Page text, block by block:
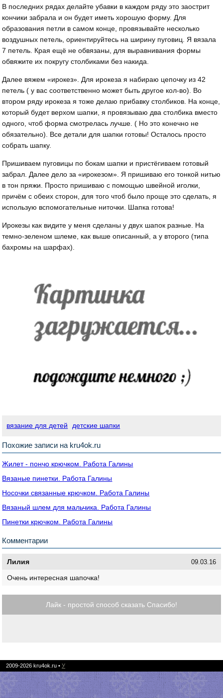
В последних рядах делайте убавки в каждом ряду это заострит
кончики забрала и он будет иметь хорошую форму. Для
образования петли в самом конце, провязывайте несколько
воздушных петель, ориентируйтесь на ширину пуговиц. Я вязала
7 петель. Края ещё не обвязаны, для выравнивания формы
обвяжите их покругу столбиками без накида.
Далее вяжем «ирокез». Для ирокеза я набираю цепочку из 42
петель ( у вас соответственно может быть другое кол-во). Во
втором ряду ирокеза я тоже делаю прибавку столбиков. На конце,
который будет верхом шапки, я провязываю два столбика вместо
одного, чтоб форма смотрелась лучше. ( Но это конечно не
обязательно). Все детали для шапки готовы! Осталось просто
собрать шапку.
Пришиваем пуговицы по бокам шапки и пристёгиваем готовый
забрал. Далее дело за «ирокезом». Я пришиваю его тонкой нитью
в тон пряжи. Просто пришиваю с помощью швейной иголки,
причём с обеих сторон, для того чтоб было проще это сделать, я
использую вспомогательные ниточки. Шапка готова!
Ирокезы как видите у меня сделаны у двух шапок разные. На
темно-зеленом шлеме, как выше описанный, а у второго (типа
бахромы на шарфах).
вязание для детей детские шапки
Похожие записи на kru4ok.ru
Жилет - пончо крючком. Работа Галины
Вязаные пинетки. Работа Галины
Носочки связанные крючком. Работа Галины
Вязаный шлем для мальчика. Работа Галины
Пинетки крючком. Работа Галины
Комментарии
Лилия 09.03.16
Очень интересная шапочка!
Лайк - простой способ сказать Спасибо!
2009-2026 kru4ok.ru • У